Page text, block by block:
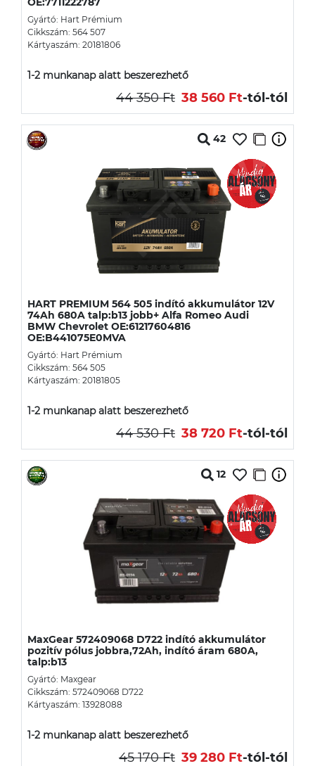
Gyártó: Hart Prémium
Cikkszám: 564 507
Kártyaszám: 20181806
1-2 munkanap alatt beszerezhető
44 350 Ft 38 560 Ft-tól-tól
42
HART PREMIUM 564 505 indító akkumulátor 12V
74Ah 680A talp:b13 jobb+ Alfa Romeo Audi
BMW Chevrolet OE:61217604816
OE:B441075E0MVA
Gyártó: Hart Prémium
Cikkszám: 564 505
Kártyaszám: 20181805
1-2 munkanap alatt beszerezhető
44 530 Ft 38 720 Ft-tól-tól
12
MaxGear 572409068 D722 indító akkumulátor
pozitív pólus jobbra,72Ah, indító áram 680A,
talp:b13
Gyártó: Maxgear
Cikkszám: 572409068 D722
Kártyaszám: 13928088
1-2 munkanap alatt beszerezhető
45 170 Ft 39 280 Ft-tól-tól